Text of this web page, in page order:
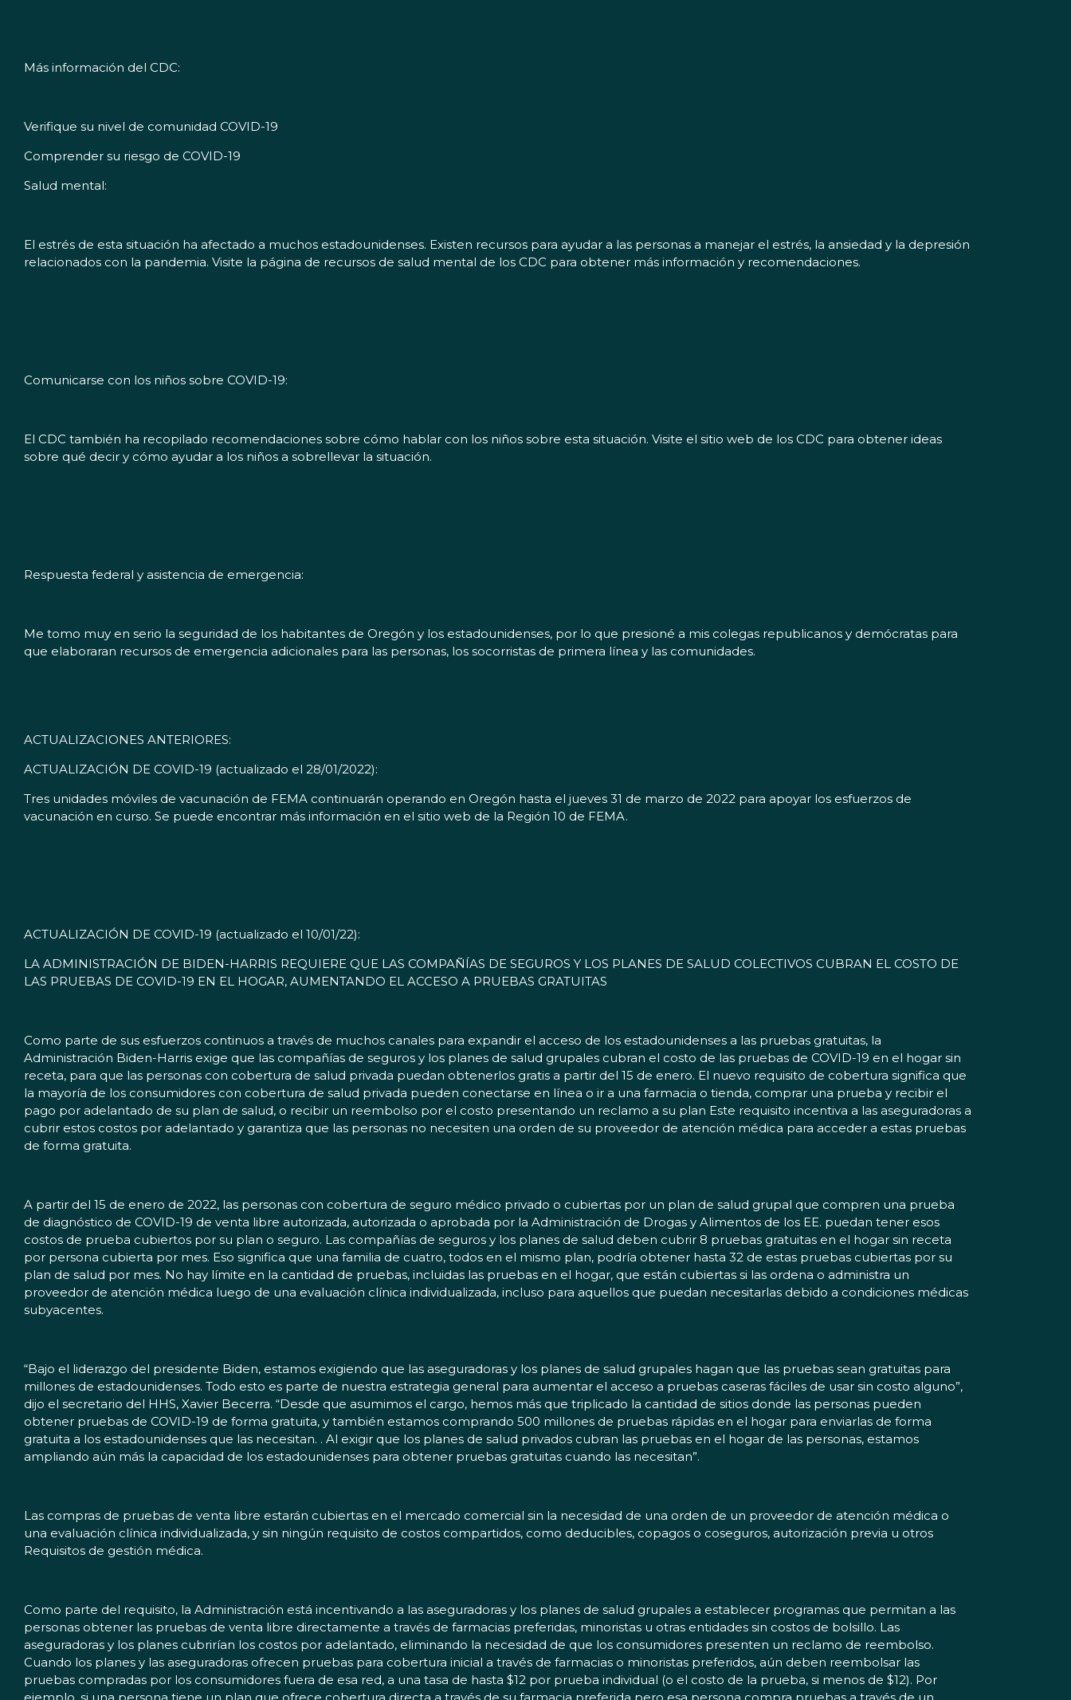
Más información del CDC:
Verifique su nivel de comunidad COVID-19
Comprender su riesgo de COVID-19
Salud mental:
El estrés de esta situación ha afectado a muchos estadounidenses. Existen recursos para ayudar a las personas a manejar el estrés, la ansiedad y la depresión
relacionados con la pandemia. Visite la página de recursos de salud mental de los CDC para obtener más información y recomendaciones.
Comunicarse con los niños sobre COVID-19:
El CDC también ha recopilado recomendaciones sobre cómo hablar con los niños sobre esta situación. Visite el sitio web de los CDC para obtener ideas
sobre qué decir y cómo ayudar a los niños a sobrellevar la situación.
Respuesta federal y asistencia de emergencia:
Me tomo muy en serio la seguridad de los habitantes de Oregón y los estadounidenses, por lo que presioné a mis colegas republicanos y demócratas para
que elaboraran recursos de emergencia adicionales para las personas, los socorristas de primera línea y las comunidades.
ACTUALIZACIONES ANTERIORES:
ACTUALIZACIÓN DE COVID-19 (actualizado el 28/01/2022):
Tres unidades móviles de vacunación de FEMA continuarán operando en Oregón hasta el jueves 31 de marzo de 2022 para apoyar los esfuerzos de
vacunación en curso. Se puede encontrar más información en el sitio web de la Región 10 de FEMA.
ACTUALIZACIÓN DE COVID-19 (actualizado el 10/01/22):
LA ADMINISTRACIÓN DE BIDEN-HARRIS REQUIERE QUE LAS COMPAÑÍAS DE SEGUROS Y LOS PLANES DE SALUD COLECTIVOS CUBRAN EL COSTO DE
LAS PRUEBAS DE COVID-19 EN EL HOGAR, AUMENTANDO EL ACCESO A PRUEBAS GRATUITAS
Como parte de sus esfuerzos continuos a través de muchos canales para expandir el acceso de los estadounidenses a las pruebas gratuitas, la
Administración Biden-Harris exige que las compañías de seguros y los planes de salud grupales cubran el costo de las pruebas de COVID-19 en el hogar sin
receta, para que las personas con cobertura de salud privada puedan obtenerlos gratis a partir del 15 de enero. El nuevo requisito de cobertura significa que
la mayoría de los consumidores con cobertura de salud privada pueden conectarse en línea o ir a una farmacia o tienda, comprar una prueba y recibir el
pago por adelantado de su plan de salud, o recibir un reembolso por el costo presentando un reclamo a su plan Este requisito incentiva a las aseguradoras a
cubrir estos costos por adelantado y garantiza que las personas no necesiten una orden de su proveedor de atención médica para acceder a estas pruebas
de forma gratuita.
A partir del 15 de enero de 2022, las personas con cobertura de seguro médico privado o cubiertas por un plan de salud grupal que compren una prueba
de diagnóstico de COVID-19 de venta libre autorizada, autorizada o aprobada por la Administración de Drogas y Alimentos de los EE. puedan tener esos
costos de prueba cubiertos por su plan o seguro. Las compañías de seguros y los planes de salud deben cubrir 8 pruebas gratuitas en el hogar sin receta
por persona cubierta por mes. Eso significa que una familia de cuatro, todos en el mismo plan, podría obtener hasta 32 de estas pruebas cubiertas por su
plan de salud por mes. No hay límite en la cantidad de pruebas, incluidas las pruebas en el hogar, que están cubiertas si las ordena o administra un
proveedor de atención médica luego de una evaluación clínica individualizada, incluso para aquellos que puedan necesitarlas debido a condiciones médicas
subyacentes.
“Bajo el liderazgo del presidente Biden, estamos exigiendo que las aseguradoras y los planes de salud grupales hagan que las pruebas sean gratuitas para
millones de estadounidenses. Todo esto es parte de nuestra estrategia general para aumentar el acceso a pruebas caseras fáciles de usar sin costo alguno”,
dijo el secretario del HHS, Xavier Becerra. “Desde que asumimos el cargo, hemos más que triplicado la cantidad de sitios donde las personas pueden
obtener pruebas de COVID-19 de forma gratuita, y también estamos comprando 500 millones de pruebas rápidas en el hogar para enviarlas de forma
gratuita a los estadounidenses que las necesitan. . Al exigir que los planes de salud privados cubran las pruebas en el hogar de las personas, estamos
ampliando aún más la capacidad de los estadounidenses para obtener pruebas gratuitas cuando las necesitan”.
Las compras de pruebas de venta libre estarán cubiertas en el mercado comercial sin la necesidad de una orden de un proveedor de atención médica o
una evaluación clínica individualizada, y sin ningún requisito de costos compartidos, como deducibles, copagos o coseguros, autorización previa u otros
Requisitos de gestión médica.
Como parte del requisito, la Administración está incentivando a las aseguradoras y los planes de salud grupales a establecer programas que permitan a las
personas obtener las pruebas de venta libre directamente a través de farmacias preferidas, minoristas u otras entidades sin costos de bolsillo. Las
aseguradoras y los planes cubrirían los costos por adelantado, eliminando la necesidad de que los consumidores presenten un reclamo de reembolso.
Cuando los planes y las aseguradoras ofrecen pruebas para cobertura inicial a través de farmacias o minoristas preferidos, aún deben reembolsar las
pruebas compradas por los consumidores fuera de esa red, a una tasa de hasta $12 por prueba individual (o el costo de la prueba, si menos de $12). Por